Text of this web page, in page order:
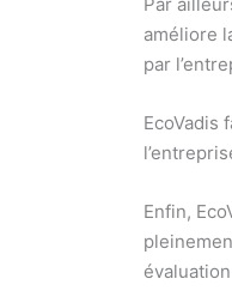
améliore
par
EcoVadis
Enfin,